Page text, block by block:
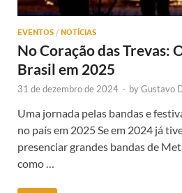
EVENTOS / NOTÍCIAS
No Coração das Trevas:
Brasil em 2025
31 de dezembro de 2024 - byGustavo
Uma jornada pelas bandas e
no país em 2025 Se em 2024 já
presenciar grandes bandas de
como …